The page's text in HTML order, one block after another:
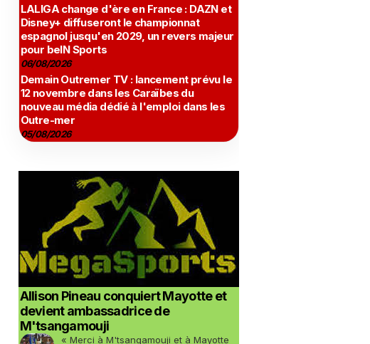
LALIGA change d'ère en France : DAZN et
Disney+ diffuseront le championnat
espagnol jusqu'en 2029, un revers majeur
pour beIN Sports
06/08/2026
Demain Outremer TV : lancement prévu le
12 novembre dans les Caraïbes du
nouveau média dédié à l'emploi dans les
Outre-mer
05/08/2026
Allison Pineau conquiert Mayotte et
devient ambassadrice de
M'tsangamouji
« Merci à M'tsangamouji et à Mayotte